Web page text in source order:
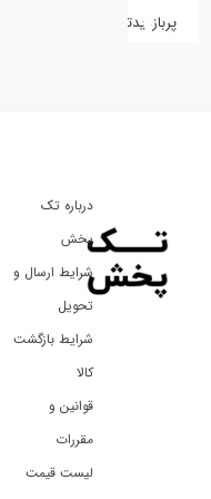
کفش
سفر
تفریح
پربازدیدترین
درباره تک
پخش
شرایط ارسال و
تحویل
شرایط بازگشت
کالا
قوانین و
مقررات
لیست قیمت